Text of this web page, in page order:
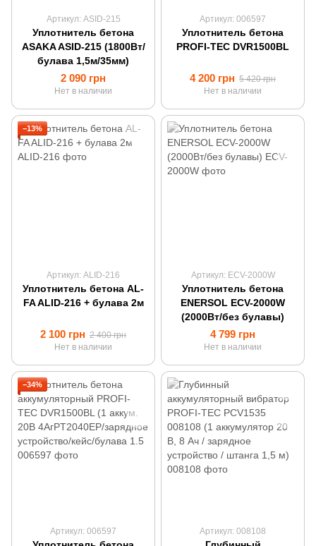
Артикул: ASID-215
Уплотнитель бетона
ASAKA ASID-215 (1800Вт/
булава 1,5м/35мм)
2 090 грн
Нет в наличии
Артикул: 006597
Уплотнитель бетона
PROFI-TEC DVR1500BL
4 200 грн 5 420 грн
Нет в наличии
−13%
Артикул: ALID-216
Уплотнитель бетона AL-
FA ALID-216 + булава 2м
2 100 грн 2 400 грн
Нет в наличии
Артикул: ECV-2000W
Уплотнитель бетона
ENERSOL ECV-2000W
(2000Вт/без булавы)
4 799 грн
Нет в наличии
−34%
Артикул: 006597 Артикул: 008108